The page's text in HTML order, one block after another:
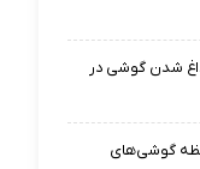
داغ شدن گوشی در
گوشی‌های